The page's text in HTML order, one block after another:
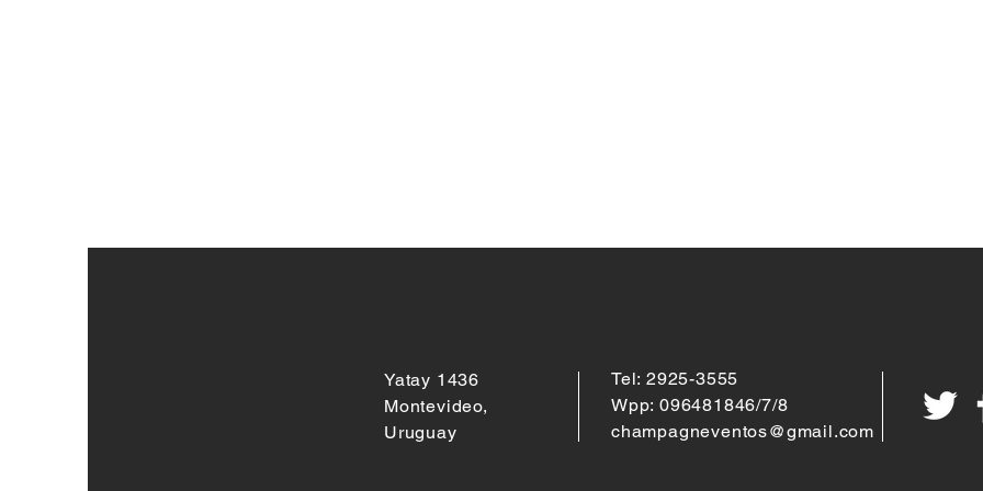
Yatay 1436
Montevideo,
Uruguay
Tel: 2925-3555
Wpp: 096481846/7/8
champagneventos@gmail.com